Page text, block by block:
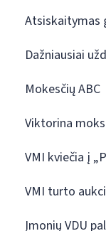
Atsiskaitymas
Dažniausiai
Mokesčių ABC
Viktorina
VMI kviečia į
VMI turto
Įmonių VDU